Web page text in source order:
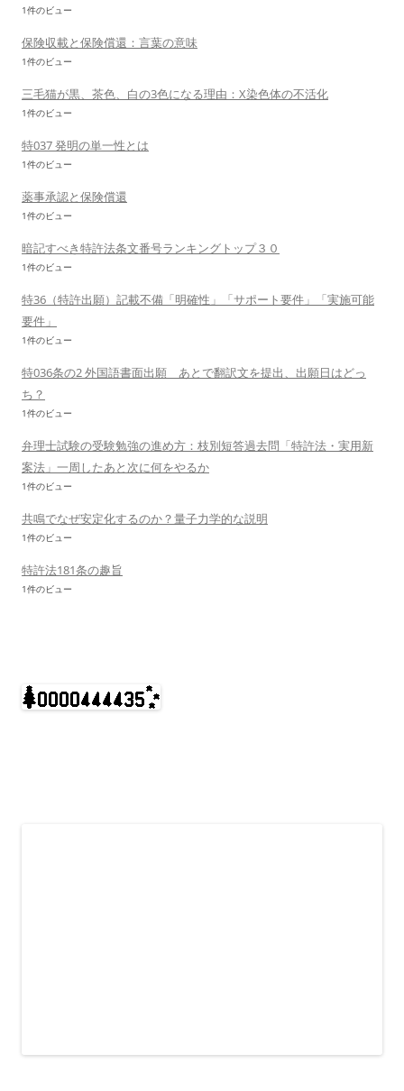
1件のビュー
保険収載と保険償還：言葉の意味
1件のビュー
三毛猫が黒、茶色、白の3色になる理由：X染色体の不活化
1件のビュー
特037 発明の単一性とは
1件のビュー
薬事承認と保険償還
1件のビュー
暗記すべき特許法条文番号ランキングトップ３０
1件のビュー
特36（特許出願）記載不備「明確性」「サポート要件」「実施可能
要件」
1件のビュー
特036条の2 外国語書面出願 あとで翻訳文を提出、出願日はどっ
ち？
1件のビュー
弁理士試験の受験勉強の進め方：枝別短答過去問「特許法・実用新
案法」一周したあと次に何をやるか
1件のビュー
共鳴でなぜ安定化するのか？量子力学的な説明
1件のビュー
特許法181条の趣旨
1件のビュー